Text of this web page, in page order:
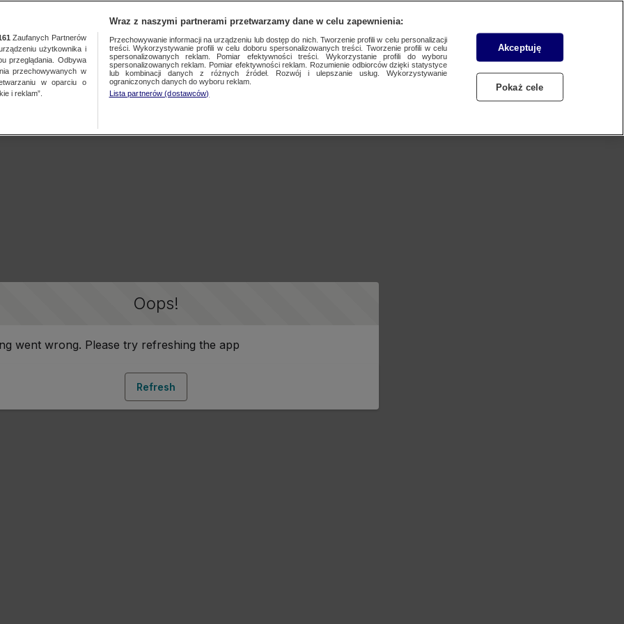
Oops!
went wrong. Please try refreshing the app
Refresh
Zaufanych Partnerów
użytkownika i
przeglądania. Odbywa
przechowywanych w
w oparciu o
i reklam”.
Wraz z naszymi partnerami przetwarzamy dane w celu zapewnienia:
Przechowywanie informacji na urządzeniu lub dostęp do nich. Tworzenie profili w celu personalizacji
treści. Wykorzystywanie profili w celu doboru spersonalizowanych treści. Tworzenie profili w celu
spersonalizowanych reklam. Pomiar efektywności treści. Wykorzystanie profili do wyboru
spersonalizowanych reklam. Pomiar efektywności reklam. Rozumienie odbiorców dzięki statystyce
lub kombinacji danych z różnych źródeł. Rozwój i ulepszanie usług. Wykorzystywanie
ograniczonych danych do wyboru reklam.
Lista partnerów (dostawców)
Akceptuję
Pokaż cele